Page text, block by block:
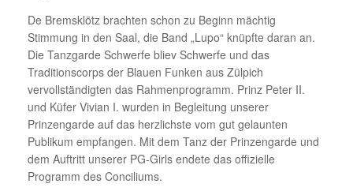
De Bremsklötz brachten schon zu Beginn mächtig
Stimmung in den Saal, die Band „Lupo“ knüpfte daran an.
Die Tanzgarde Schwerfe bliev Schwerfe und das
Traditionscorps der Blauen Funken aus Zülpich
vervollständigten das Rahmenprogramm. Prinz Peter II.
und Küfer Vivian I. wurden in Begleitung unserer
Prinzengarde auf das herzlichste vom gut gelaunten
Publikum empfangen. Mit dem Tanz der Prinzengarde und
dem Auftritt unserer PG-Girls endete das offizielle
Programm des Conciliums.